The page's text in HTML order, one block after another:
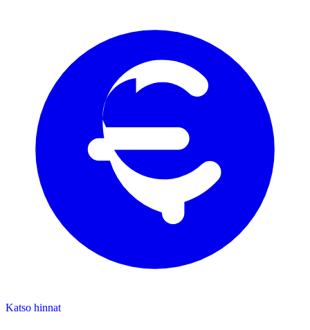
Katso hinnat